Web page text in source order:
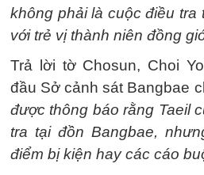
không phải là cuộc điều tra
với trẻ vị thành niên đồng
Trả lời tờ Chosun, Choi
đầu Sở cảnh sát Bangbae
được thông báo rằng Taeil
tra tại đồn Bangbae,
điểm bị kiện hay các cáo